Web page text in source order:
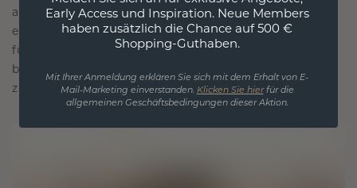
ausgelegt, wobei jedes Stück so gestaltet ist, dass
es die Zeit überdauert. Es wird zu Ihrem Symbol
für Liebe und wertvolle Momente, das dazu
bestimmt ist, für immer getragen und geschätzt
zu werden.
Early Access und Inspiration. Neue Members
haben zusätzlich die Chance auf 500 €
Shopping-Guthaben.
Mit Ihrer Anmeldung erklären Sie sich mit dem Erhalt von E-
Mail-Marketing einverstanden. Klicken Sie hierfür die
allgemeinen Geschäftsbedingungen dieser Aktion.